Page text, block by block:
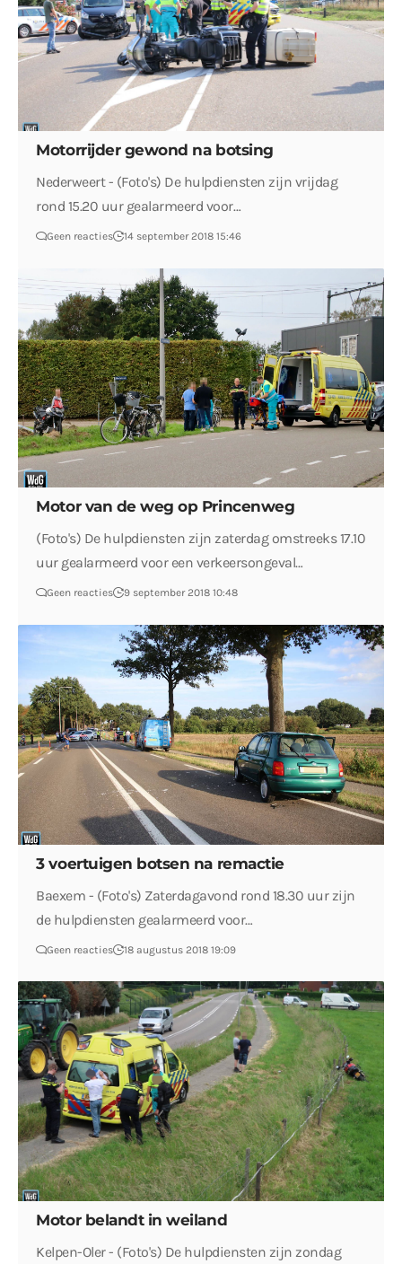
Motorrijder gewond na botsing
Nederweert - (Foto's) De hulpdiensten zijn vrijdag
rond 15.20 uur gealarmeerd voor…
Geen reacties 14 september 2018 15:46
Motor van de weg op Princenweg
(Foto's) De hulpdiensten zijn zaterdag omstreeks 17.10
uur gealarmeerd voor een verkeersongeval…
Geen reacties 9 september 2018 10:48
3 voertuigen botsen na remactie
Baexem - (Foto's) Zaterdagavond rond 18.30 uur zijn
de hulpdiensten gealarmeerd voor…
Geen reacties 18 augustus 2018 19:09
Motor belandt in weiland
Kelpen-Oler - (Foto's) De hulpdiensten zijn zondag